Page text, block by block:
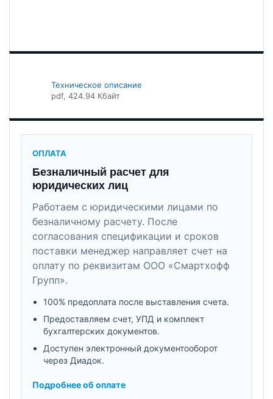
Техническое описание
pdf, 424.94 Кбайт
ОПЛАТА
Безналичный расчет для
юридических лиц
Работаем с юридическими лицами по
безналичному расчету. После
согласования спецификации и сроков
поставки менеджер направляет счет на
оплату по реквизитам ООО «Смартхофф
Групп».
100% предоплата после выставления счета.
Предоставляем счет, УПД и комплект
бухгалтерских документов.
Доступен электронный документооборот
через Диадок.
Подробнее об оплате